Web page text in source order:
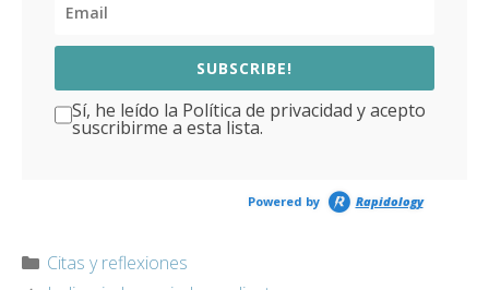
SUBSCRIBE!
Sí, he leído la Política de privacidad y acepto
suscribirme a esta lista.
Powered by Rapidology
Categorías
Citas y reflexiones